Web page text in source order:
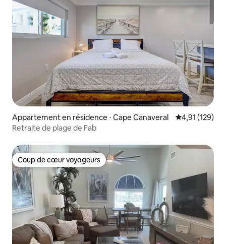
Appartement en résidence ⋅ Cape Canaveral Évaluation
4,91 (129)
Retraite de plage de Fab
Coup de cœur voyageurs
Coup de cœur voyageurs